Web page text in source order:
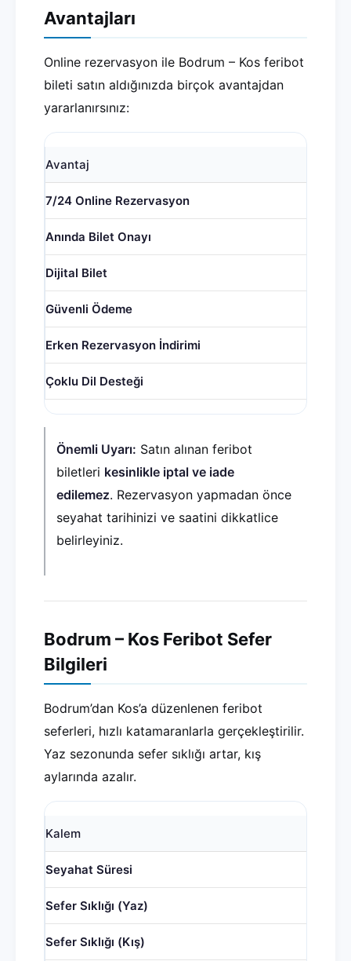
Avantajları
Online rezervasyon ile Bodrum – Kos feribot
bileti satın aldığınızda birçok avantajdan
yararlanırsınız:
Avantaj
7/24 Online Rezervasyon
Anında Bilet Onayı
Dijital Bilet
Güvenli Ödeme
Erken Rezervasyon İndirimi
Çoklu Dil Desteği
Önemli Uyarı: Satın alınan feribot
biletleri kesinlikle iptal ve iade
edilemez. Rezervasyon yapmadan önce
seyahat tarihinizi ve saatini dikkatlice
belirleyiniz.
Bodrum – Kos Feribot Sefer
Bilgileri
Bodrum’dan Kos’a düzenlenen feribot
seferleri, hızlı katamaranlarla gerçekleştirilir.
Yaz sezonunda sefer sıklığı artar, kış
aylarında azalır.
Kalem
Seyahat Süresi
Sefer Sıklığı (Yaz)
Sefer Sıklığı (Kış)